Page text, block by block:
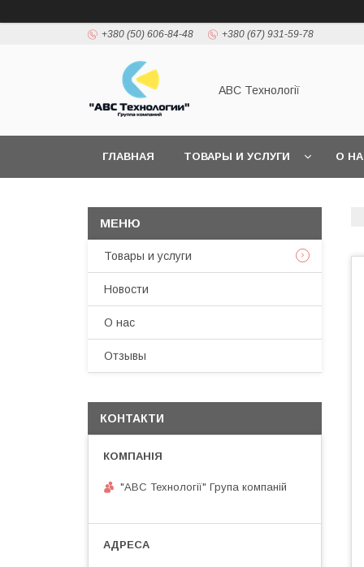
+380 (50) 606-84-48 +380 (67) 931-59-78
АВС Технології
ГЛАВНАЯ ТОВАРЫ И УСЛУГИ О
Товары и услуги
Новости
О нас
Отзывы
КОНТАКТИ
"АВС Технології" Група компаній